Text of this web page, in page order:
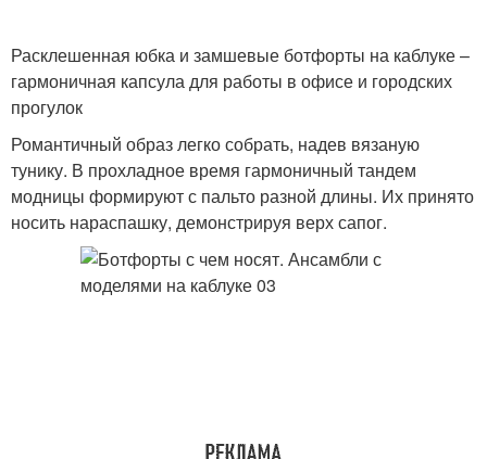
Расклешенная юбка и замшевые ботфорты на каблуке –
гармоничная капсула для работы в офисе и городских
прогулок
Романтичный образ легко собрать, надев вязаную
тунику. В прохладное время гармоничный тандем
модницы формируют с пальто разной длины. Их принято
носить нараспашку, демонстрируя верх сапог.